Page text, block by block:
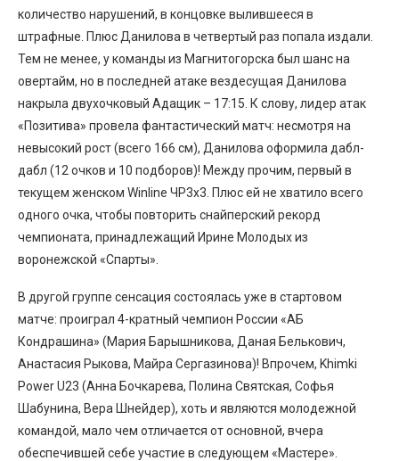
количество нарушений, в концовке вылившееся в
штрафные. Плюс Данилова в четвертый раз попала издали.
Тем не менее, у команды из Магнитогорска был шанс на
овертайм, но в последней атаке вездесущая Данилова
накрыла двухочковый Адащик – 17:15. К слову, лидер атак
«Позитива» провела фантастический матч: несмотря на
невысокий рост (всего 166 см), Данилова оформила дабл-
дабл (12 очков и 10 подборов)! Между прочим, первый в
текущем женском Winline ЧР3х3. Плюс ей не хватило всего
одного очка, чтобы повторить снайперский рекорд
чемпионата, принадлежащий Ирине Молодых из
воронежской «Спарты».
В другой группе сенсация состоялась уже в стартовом
матче: проиграл 4-кратный чемпион России «АБ
Кондрашина» (Мария Барышникова, Даная Белькович,
Анастасия Рыкова, Майра Сергазинова)! Впрочем, Khimki
Power U23 (Анна Бочкарева, Полина Святская, Софья
Шабунина, Вера Шнейдер), хоть и являются молодежной
командой, мало чем отличается от основной, вчера
обеспечившей себе участие в следующем «Мастере».